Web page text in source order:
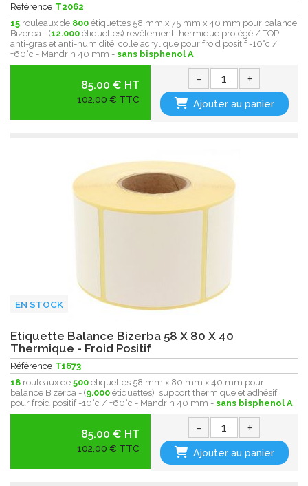
Référence T2062
15 rouleaux de 800 étiquettes 58 mm x 75 mm x 40 mm pour balance
Bizerba - (12.000 étiquettes) revêtement thermique protégé / TOP
anti-gras et anti-humidité, colle acrylique pour froid positif -10°c /
+60°c - Mandrin 40 mm - sans bisphenol A
85.00 € HT
102,00 € TTC
- +
Ajouter au panier
EN STOCK
Etiquette Balance Bizerba 58 X 80 X 40
Thermique - Froid Positif
Référence T1673
18 rouleaux de 500 étiquettes 58 mm x 80 mm x 40 mm pour
balance Bizerba - (9.000 étiquettes) support thermique et adhésif
pour froid positif -10°c / +60°c - Mandrin 40 mm - sans bisphenol A
85.00 € HT
102,00 € TTC
- +
Ajouter au panier